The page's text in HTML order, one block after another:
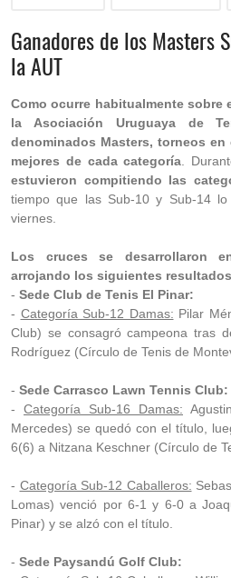
Ganadores de los Masters
la AUT
Como ocurre habitualmente sobre
la Asociación Uruguaya de
denominados Masters, torneos
mejores de cada categoría .
estuvieron compitiendo las
tiempo que las Sub-10 y Sub-14
viernes.
Los cruces se desarrollaron
arrojando los siguientes resultados
- Sede Club de Tenis El Pinar:
- Categoría Sub-12 Damas: Pilar
Club) se consagró campeona tras
Rodríguez (Círculo de Tenis de
- Sede Carrasco Lawn Tennis Club:
- Categoría Sub-16 Damas:
Mercedes) se quedó con el título,
6(6) a Nitzana Keschner (Círculo de
- Categoría Sub-12 Caballeros:
Lomas) venció por 6-1 y 6-0 a
Pinar) y se alzó con el título.
- Sede Paysandú Golf Club: